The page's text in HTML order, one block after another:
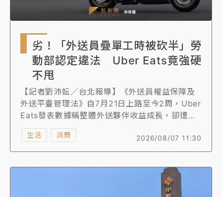
中信慈善基金會想增加董事人數！辜仲諒向法院聲請遭
故宮《龍藏經》特展第2檔！今線上預約開賣一度塞車
周六起展出延長至晚上7時
台東農業處長涉圖利渡假村！東檢抗告成功 今重開羈
押庭
父親節泡湯了！中颱白海豚雨彈轟3天 「紅到發紫」降
雨熱區曝
劣！「外送員疊單工時被砍半」勞
動部認定違法 Uber Eats竟強硬
不甩
【記者劉沛妘／台北報導】《外送員權益保障及
外送平臺管理法》自7月21日上路至今2周，Uber
Eats發表數據稱整體外送夥伴收益成長，卻遭外
送工會揪出貓膩痛批Uber Eats「透過將疊單重
疊時間除以二，大幅變相扣減外送員工時與報
酬。」勞動部對此回應，並未把每單的外送服務
《知新聞》記者今(7)日進一步向Uber Eats詢
2026/08/07 11:30
生活 消費